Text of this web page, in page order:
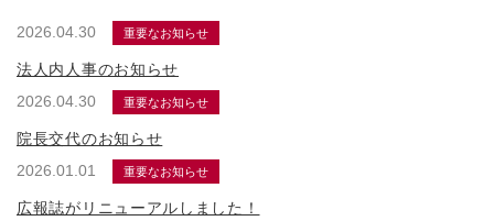
2026.04.30 重要なお知らせ
法人内人事のお知らせ
2026.04.30
重要なお知らせ
院長交代のお知らせ
2026.01.01
重要なお知らせ
広報誌がリニューアルしました！